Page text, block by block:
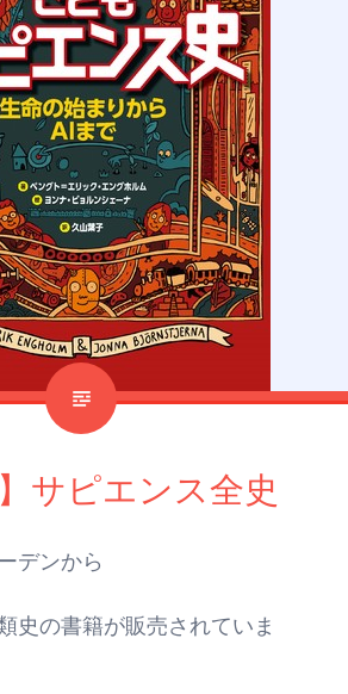
】サピエンス全史
デンから
史の書籍が販売されていま